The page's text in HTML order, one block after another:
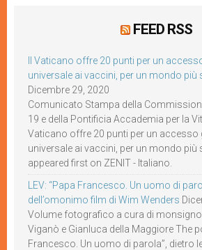
FEED RSS
Il Vaticano offre 20 punti per un
universale ai vaccini, per un mondo più
Dicembre 29, 2020
Comunicato Stampa della
19 e della Pontificia Accademia per la
Vaticano offre 20 punti per un accesso
universale ai vaccini, per un mondo più
appeared first on ZENIT - Italiano.
LEV: “Papa Francesco. Un uomo di
dell’omonimo film di Wim Wenders
Volume fotografico a cura di
Viganò e Gianluca della Maggiore The
Francesco. Un uomo di parola”, dietro